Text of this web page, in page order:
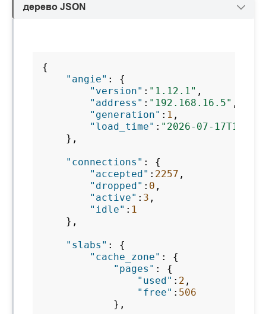
дерево JSON
{
"angie" :
{
"version" : "1.12.1" ,
"address" : "192.168.16.5" ,
"generation" : 1 ,
"load_time" : "2026-07-
},
"connections" :
{
"accepted" : 2257 ,
"dropped" : 0 ,
"active" : 3 ,
"idle" : 1
},
"slabs" :
{
"cache_zone" :
{
"pages" :
{
"used" : 2 ,
"free" : 506
},